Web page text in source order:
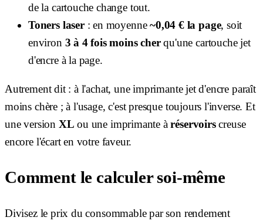
de la cartouche change tout.
Toners laser: en moyenne~0,04 € la page, soit
environ 3 à 4 fois moins cherqu'une cartouche jet
d'encre à la page.
Autrement dit : à l'achat, une imprimante jet d'encre paraît
moins chère ; à l'usage, c'est presque toujours l'inverse. Et
une version XL ou une imprimante àréservoirscreuse
encore l'écart en votre faveur.
Comment le calculer soi-même
Divisez le prix du consommable par son rendement